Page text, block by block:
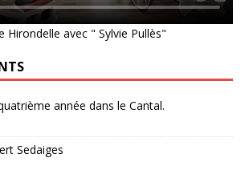
Hirondelle avec " Sylvie Pullès"
année dans le Cantal.
Sedaiges